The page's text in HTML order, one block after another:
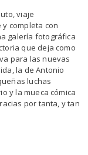
viaje
completa con
galería fotográfica
que deja como
para las nuevas
la de Antonio
luchas
y la mueca cómica
por tanta, y tan